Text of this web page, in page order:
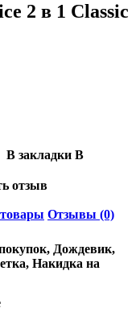
2 в 1 Classic
В закладки В
отзыв
Отзывы (0)
Дождевик,
Накидка на